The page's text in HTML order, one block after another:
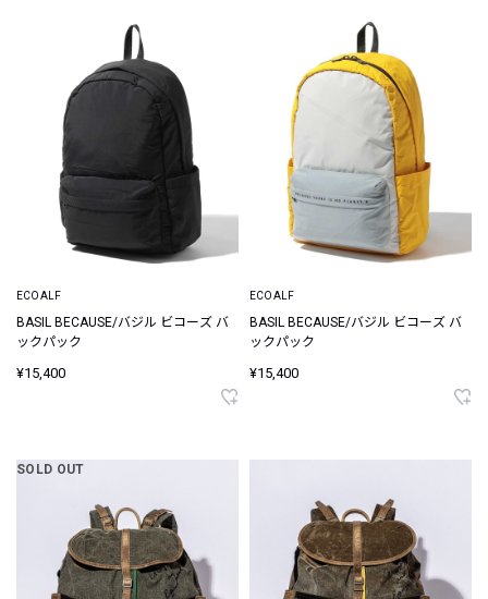
ECOALF
BASIL BECAUSE/バジル ビコーズ バ
ックパック
¥15,400
ECOALF
BASIL BECAUSE/バジル ビコーズ バ
ックパック
¥15,400
SOLD OUT